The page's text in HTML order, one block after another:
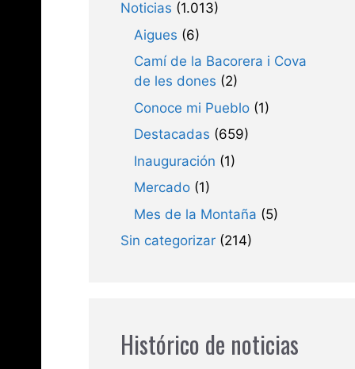
Noticias (1.013)
Aigues (6)
Camí de la Bacorera i Cova
de les dones (2)
Conoce mi Pueblo (1)
Destacadas (659)
Inauguración (1)
Mercado (1)
Mes de la Montaña (5)
Sin categorizar (214)
Histórico de noticias